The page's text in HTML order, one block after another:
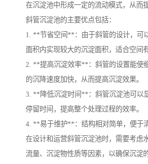
在沉淀池中形成一定的流动模式，从而
斜管沉淀池的主要优点包括：
1. **节省空间**：由于斜管的设计，可
面积内实现较大的沉淀面积，适合空间
2. **提高沉淀效率**：斜管的设置能使
的沉降速度加快，从而提高沉淀效果。
3. **降低沉淀时间**：斜管沉淀池可以
停留时间，提高整个处理过程的效率。
4. **易于维护**：结构相对简单，便于
在设计和运营斜管沉淀池时，需要考虑
流量、沉淀物性质等因素，以确保沉淀